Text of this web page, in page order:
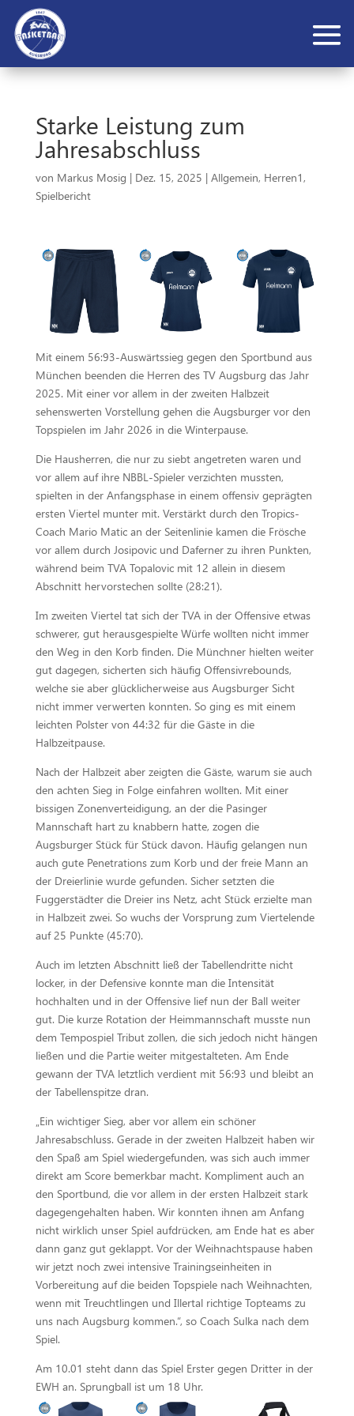
Starke Leistung zum
Jahresabschluss
von Markus Mosig | Dez. 15, 2025 | Allgemein, Herren1,
Spielbericht
Mit einem 56:93-Auswärtssieg gegen den Sportbund aus
München beenden die Herren des TV Augsburg das Jahr
2025. Mit einer vor allem in der zweiten Halbzeit
sehenswerten Vorstellung gehen die Augsburger vor den
Topspielen im Jahr 2026 in die Winterpause.
Die Hausherren, die nur zu siebt angetreten waren und
vor allem auf ihre NBBL-Spieler verzichten mussten,
spielten in der Anfangsphase in einem offensiv geprägten
ersten Viertel munter mit. Verstärkt durch den Tropics-
Coach Mario Matic an der Seitenlinie kamen die Frösche
vor allem durch Josipovic und Daferner zu ihren Punkten,
während beim TVA Topalovic mit 12 allein in diesem
Abschnitt hervorstechen sollte (28:21).
Im zweiten Viertel tat sich der TVA in der Offensive etwas
schwerer, gut herausgespielte Würfe wollten nicht immer
den Weg in den Korb finden. Die Münchner hielten weiter
gut dagegen, sicherten sich häufig Offensivrebounds,
welche sie aber glücklicherweise aus Augsburger Sicht
nicht immer verwerten konnten. So ging es mit einem
leichten Polster von 44:32 für die Gäste in die
Halbzeitpause.
Nach der Halbzeit aber zeigten die Gäste, warum sie auch
den achten Sieg in Folge einfahren wollten. Mit einer
bissigen Zonenverteidigung, an der die Pasinger
Mannschaft hart zu knabbern hatte, zogen die
Augsburger Stück für Stück davon. Häufig gelangen nun
auch gute Penetrations zum Korb und der freie Mann an
der Dreierlinie wurde gefunden. Sicher setzten die
Fuggerstädter die Dreier ins Netz, acht Stück erzielte man
in Halbzeit zwei. So wuchs der Vorsprung zum Viertelende
auf 25 Punkte (45:70).
Auch im letzten Abschnitt ließ der Tabellendritte nicht
locker, in der Defensive konnte man die Intensität
hochhalten und in der Offensive lief nun der Ball weiter
gut. Die kurze Rotation der Heimmannschaft musste nun
dem Tempospiel Tribut zollen, die sich jedoch nicht hängen
ließen und die Partie weiter mitgestalteten. Am Ende
gewann der TVA letztlich verdient mit 56:93 und bleibt an
der Tabellenspitze dran.
„Ein wichtiger Sieg, aber vor allem ein schöner
Jahresabschluss. Gerade in der zweiten Halbzeit haben wir
den Spaß am Spiel wiedergefunden, was sich auch immer
direkt am Score bemerkbar macht. Kompliment auch an
den Sportbund, die vor allem in der ersten Halbzeit stark
dagegengehalten haben. Wir konnten ihnen am Anfang
nicht wirklich unser Spiel aufdrücken, am Ende hat es aber
dann ganz gut geklappt. Vor der Weihnachtspause haben
wir jetzt noch zwei intensive Trainingseinheiten in
Vorbereitung auf die beiden Topspiele nach Weihnachten,
wenn mit Treuchtlingen und Illertal richtige Topteams zu
uns nach Augsburg kommen.“, so Coach Sulka nach dem
Spiel.
Am 10.01 steht dann das Spiel Erster gegen Dritter in der
EWH an. Sprungball ist um 18 Uhr.